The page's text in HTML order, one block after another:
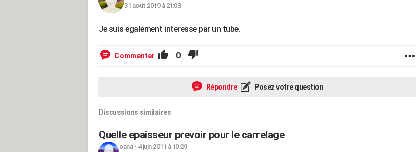
31 août 2019 à 21:03
Je suis egalement interesse par un tube.
Commenter 0
Répondre Posez votre question
Discussions similaires
Quelle epaisseur prevoir pour le carrelage
oana- 4 juin 2011 à 10:29